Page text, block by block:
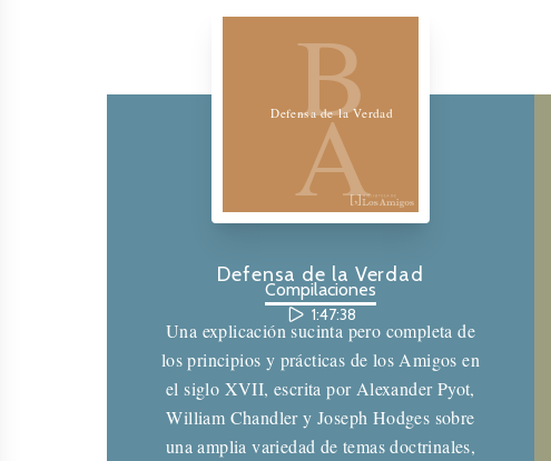
B
A
Defensa de la Verdad
Defensa de la Verdad
Compilaciones
1:47:38
Una explicación sucinta pero completa de
los principios y prácticas de los Amigos en
el siglo XVII, escrita por Alexander Pyot,
William Chandler y Joseph Hodges sobre
una amplia variedad de temas doctrinales,